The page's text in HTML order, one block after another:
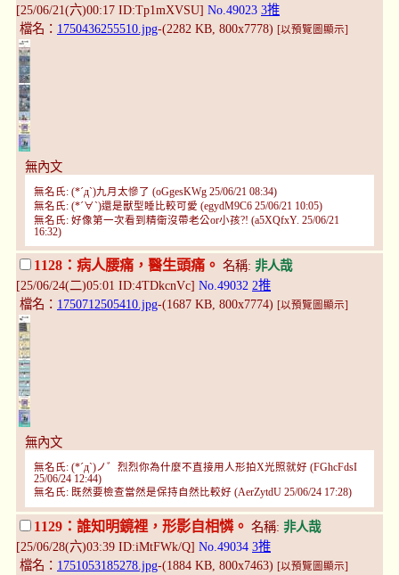
[25/06/21(六)00:17 ID:Tp1mXVSU] No.49023 3推
檔名： 1750436255510.jpg-(2282 KB, 800x7778) [以預覽圖顯示]
無內文
無名氏: (*´д`)九月太慘了 (oGgesKWg 25/06/21 08:34)
無名氏: (*´∀`)還是獸型睡比較可愛 (egydM9C6 25/06/21 10:05)
無名氏: 好像第一次看到精衛沒帶老公or小孩?! (a5XQfxY. 25/06/21
16:32)
1128：病人腰痛，醫生頭痛。 名稱: 非人哉
[25/06/24(二)05:01 ID:4TDkcnVc] No.49032 2推
檔名： 1750712505410.jpg-(1687 KB, 800x7774) [以預覽圖顯示]
無內文
無名氏: (*´д`)ノ゛烈烈你為什麼不直接用人形拍X光照就好 (FGhcFdsI
25/06/24 12:44)
無名氏: 既然要檢查當然是保持自然比較好 (AerZytdU 25/06/24 17:28)
1129：誰知明鏡裡，形影自相憐。 名稱: 非人哉
[25/06/28(六)03:39 ID:iMtFWk/Q] No.49034 3推
檔名： 1751053185278.jpg-(1884 KB, 800x7463) [以預覽圖顯示]